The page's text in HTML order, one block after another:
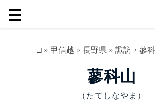
☰
□» 甲信越 » 長野県» 諏訪・蓼
蓼科山
（たてしなやま）